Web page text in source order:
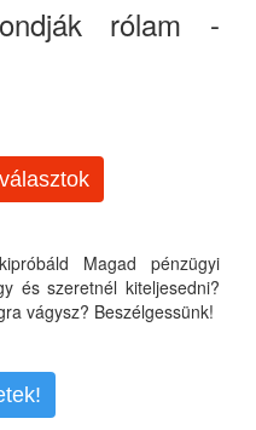
rólam -
Magad pénzügyi
és szeretnél kiteljesedni?
vágysz? Beszélgessünk!